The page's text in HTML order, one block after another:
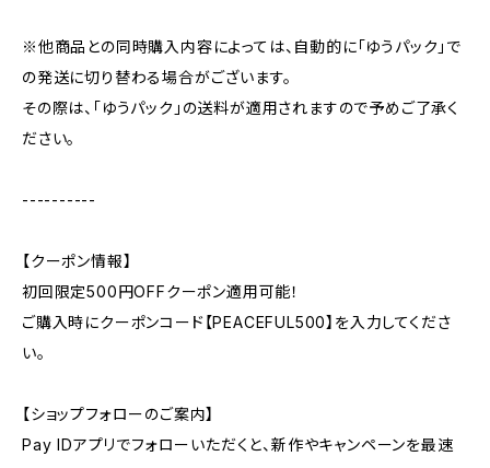
※他商品との同時購入内容によっては、自動的に「ゆうパック」で
の発送に切り替わる場合がございます。
その際は、「ゆうパック」の送料が適用されますので予めご了承く
ださい。
----------
【クーポン情報】
初回限定500円OFFクーポン適用可能！
ご購入時にクーポンコード【PEACEFUL500】を入力してくださ
い。
【ショップフォローのご案内】
Pay IDアプリでフォローいただくと、新作やキャンペーンを最速